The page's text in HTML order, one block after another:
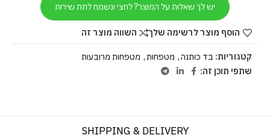
יש לך שאלות על המוצר? לחצי ונשמח לתת שירות
הוסף מוצר לרשימה שלך השווה מוצר זה
קטגוריות: בד כותנה, מטפחות, מטפחות מרובעות
שתפי תוכן זה:
SHIPPING & DELIVERY